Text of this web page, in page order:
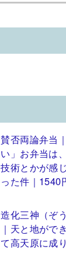
賛否両論弁当
い」お弁当は
技術とかが感
った件｜1540
造化三神（ぞ
｜天と地がで
て高天原に成